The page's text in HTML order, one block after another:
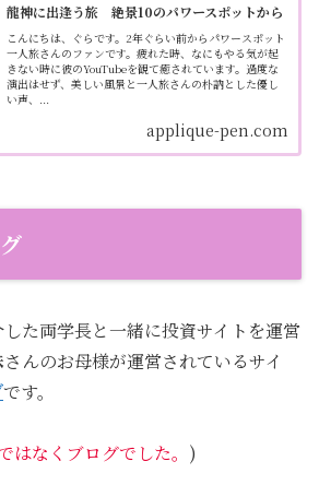
龍神に出逢う旅 絶景10のパワースポットから
こんにちは、ぐらです。2年ぐらい前からパワースポット
一人旅さんのファンです。疲れた時、なにもやる気が起
きない時に彼のYouTubeを観て癒されています。過度な
演出はせず、美しい風景と一人旅さんの朴訥とした優し
い声、...
applique-pen.com
た両学長と一緒に投資サイトを運営
さんのお母様が運営されているサイ
です。
はなくブログでした。 )